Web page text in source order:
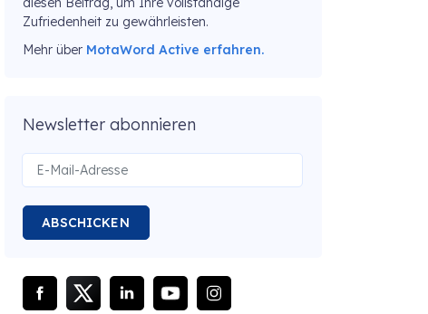
Zufriedenheit zu gewährleisten.
Mehr über MotaWord Active erfahren.
Newsletter abonnieren
ABSCHICKEN